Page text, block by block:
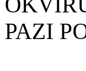
PAZI